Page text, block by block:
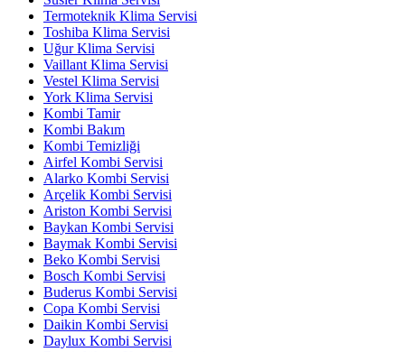
Termoteknik Klima Servisi
Toshiba Klima Servisi
Uğur Klima Servisi
Vaillant Klima Servisi
Vestel Klima Servisi
York Klima Servisi
Kombi Tamir
Kombi Bakım
Kombi Temizliği
Airfel Kombi Servisi
Alarko Kombi Servisi
Arçelik Kombi Servisi
Ariston Kombi Servisi
Baykan Kombi Servisi
Baymak Kombi Servisi
Beko Kombi Servisi
Bosch Kombi Servisi
Buderus Kombi Servisi
Copa Kombi Servisi
Daikin Kombi Servisi
Daylux Kombi Servisi